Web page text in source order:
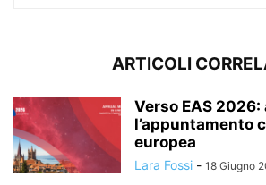
ARTICOLI
Verso EAS 2026:
l’appuntamento
europea
Lara Fossi - 18 Giugno